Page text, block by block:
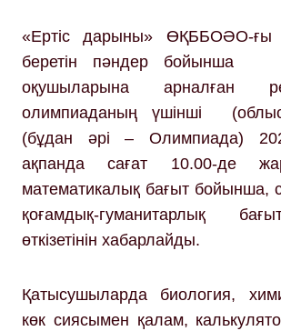
«Ертіс дарыны» ӨҚББОӘО-ғы
беретін пәндер
оқушыларына арналған
олимпиаданың үшінші
(бұдан әрі – Олимпиада)
ақпанда сағат 10.00-де
математикалық бағыт бойынша,
қоғамдық-гуманитарлық
өткізетінін хабарлайды.
Қатысушыларда биология,
көк сиясымен қалам,